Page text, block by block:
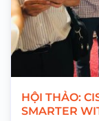
HỘI THẢO:
SMARTER